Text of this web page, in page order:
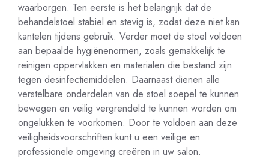
waarborgen. Ten eerste is het belangrijk dat de
behandelstoel stabiel en stevig is, zodat deze niet kan
kantelen tijdens gebruik. Verder moet de stoel voldoen
aan bepaalde hygiënenormen, zoals gemakkelijk te
reinigen oppervlakken en materialen die bestand zijn
tegen desinfectiemiddelen. Daarnaast dienen alle
verstelbare onderdelen van de stoel soepel te kunnen
bewegen en veilig vergrendeld te kunnen worden om
ongelukken te voorkomen. Door te voldoen aan deze
veiligheidsvoorschriften kunt u een veilige en
professionele omgeving creëren in uw salon.